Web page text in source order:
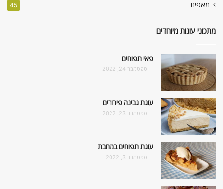
מאפים 45
מתכוני עוגות מיוחדים
פאי תפוחים
ספטמבר 24, 2022
עוגת גבינה פירורים
ספטמבר 23, 2022
עוגת תפוחים במחבת
ספטמבר 3, 2022